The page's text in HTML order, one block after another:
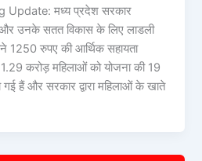
Update: मध्य प्रदेश सरकार
उनके सतत विकास के लिए लाडली
1250 रुपए की आर्थिक सहायता
करोड़ महिलाओं को योजना की 19
गई हैं और सरकार द्वारा महिलाओं के खाते